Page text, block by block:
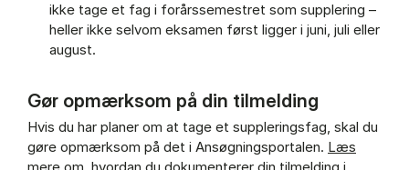
ikke tage et fag i forårssemestret som supplering –
heller ikke selvom eksamen først ligger i juni, juli eller
august.
Gør opmærksom på din tilmelding
Hvis du har planer om at tage et suppleringsfag, skal du
gøre opmærksom på det i Ansøgningsportalen. Læs